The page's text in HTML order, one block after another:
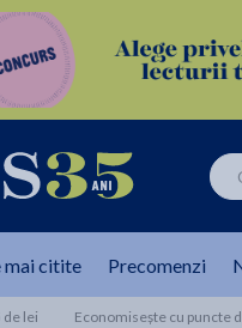
mai citite Precomenzi
de lei Economisește cu puncte